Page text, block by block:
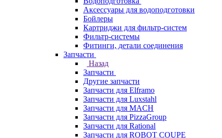
Аксессуары для водоподготовки
Бойлеры
Картриджи для фильтр-систем
Фильтр-системы
Фитинги, детали соединения
Запчасти
Назад
Запчасти
Другие запчасти
Запчасти для Elframo
Запчасти для Luxstahl
Запчасти для MACH
Запчасти для PizzaGroup
Запчасти для Rational
Запчасти для ROBOT COUPE